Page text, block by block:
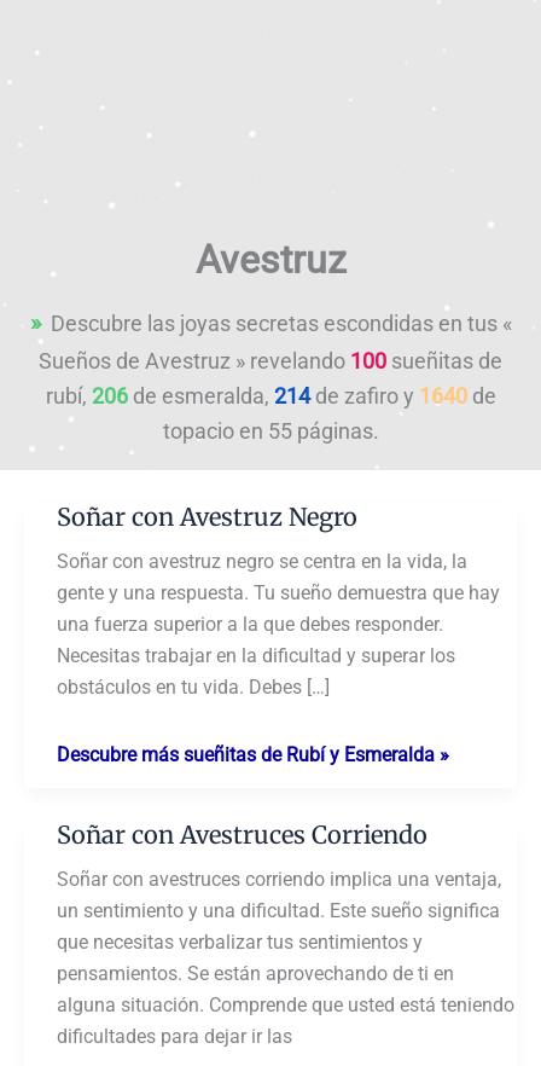
Avestruz
Descubre las joyas secretas escondidas en tus «
Sueños de Avestruz » revelando 100 sueñitas de
rubí, 206de esmeralda, 214de zafiro y 1640de
topacio en 55 páginas.
Soñar con Avestruz Negro
Soñar con avestruz negro se centra en la vida, la
gente y una respuesta. Tu sueño demuestra que hay
una fuerza superior a la que debes responder.
Necesitas trabajar en la dificultad y superar los
obstáculos en tu vida. Debes […]
Soñar
Negro
Descubre más sueñitas de Rubí y Esmeralda »
Soñar con Avestruces Corriendo
Soñar con avestruces corriendo implica una ventaja,
un sentimiento y una dificultad. Este sueño significa
que necesitas verbalizar tus sentimientos y
pensamientos. Se están aprovechando de ti en
alguna situación. Comprende que usted está teniendo
dificultades para dejar ir las